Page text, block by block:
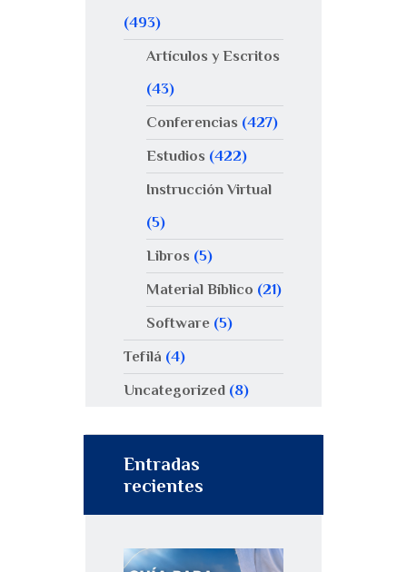
(493)
Artículos y Escritos
(43)
Conferencias (427)
Estudios (422)
Instrucción Virtual
(5)
Libros (5)
Material Bíblico (21)
Software(5)
Tefilá (4)
Uncategorized (8)
Entradas
recientes